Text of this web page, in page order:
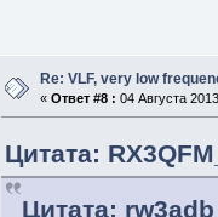
Re: VLF, very low
« Ответ #8 : 04 Августа
Цитата:
Цитата: